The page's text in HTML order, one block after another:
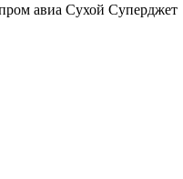
авиа Сухой Суперджет